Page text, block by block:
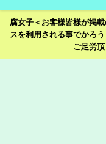
腐女子＜お客様皆様が掲
スを利用される事でかろ
ご足労頂